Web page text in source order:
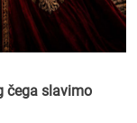
čega slavimo